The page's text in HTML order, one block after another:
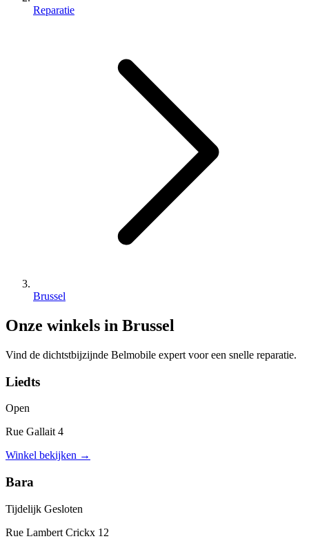
Reparatie
Brussel
Onze winkels in Brussel
Vind de dichtstbijzijnde Belmobile expert voor een snelle reparatie.
Liedts
Open
Rue Gallait 4
Winkel bekijken →
Bara
Tijdelijk Gesloten
Rue Lambert Crickx 12